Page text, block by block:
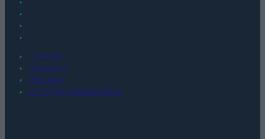
KONTAKT
REDAKCJA
REKLAMA
POLITYKA PRYWATNOŚCI